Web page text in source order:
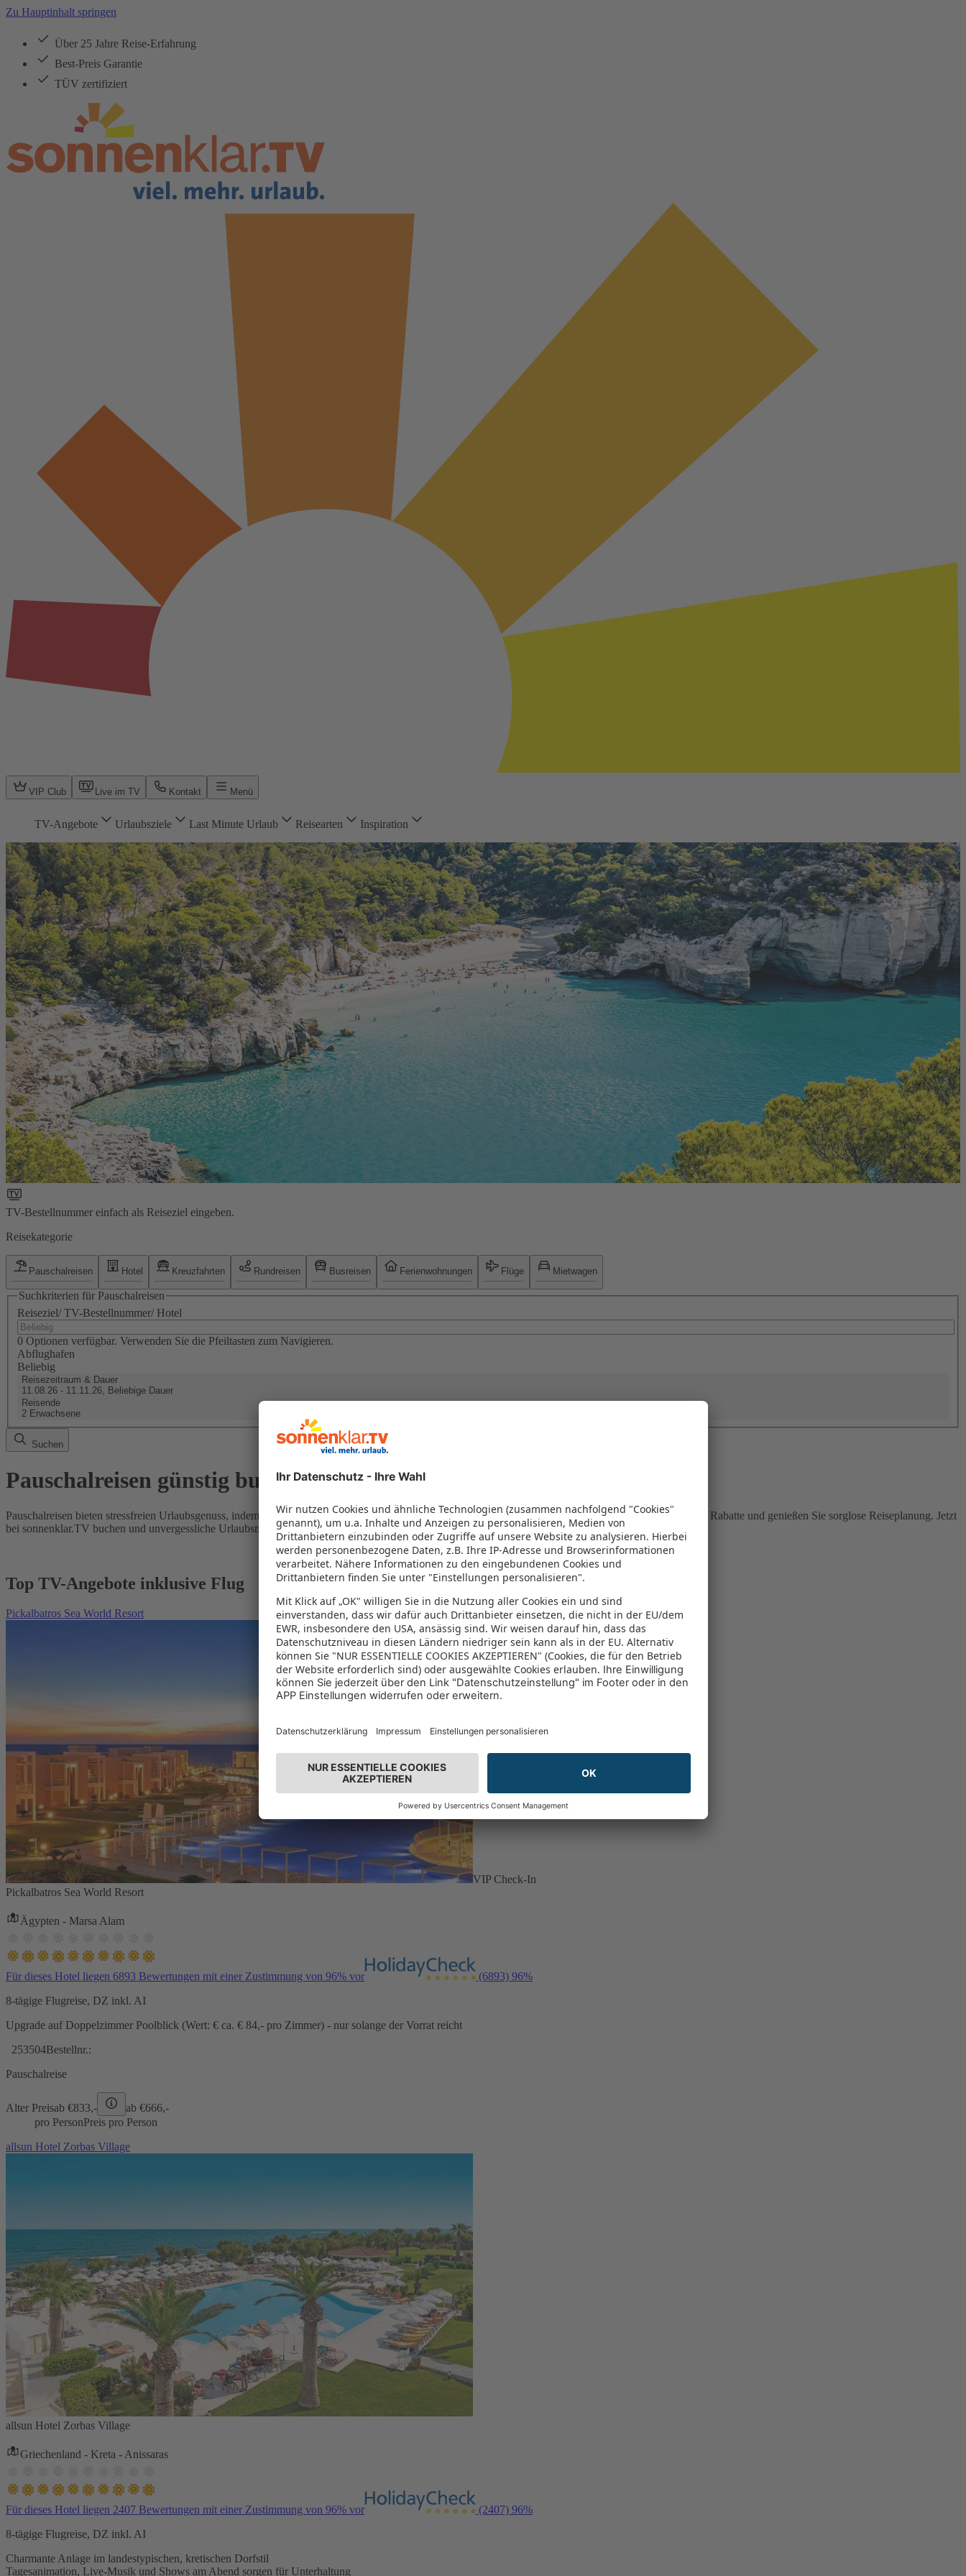
Zu Hauptinhalt springen
Über 25 Jahre Reise-Erfahrung
Best-Preis Garantie
TÜV zertifiziert
VIP Club Live im TV Kontakt Menü
TV-Angebote Urlaubsziele Last Minute Urlaub Reisearten Inspiration
TV-Bestellnummer einfach als Reiseziel eingeben.
Reisekategorie
Pauschalreisen Hotel Kreuzfahrten Rundreisen Busreisen Ferienwohnungen Flüge Mietwagen
Suchkriterien für Pauschalreisen
Reiseziel/ TV-Bestellnummer/ Hotel
0 Optionen verfügbar. Verwenden Sie die Pfeiltasten zum Navigieren.
Abflughafen
Beliebig
Reisezeitraum & Dauer
11.08.26 - 11.11.26, Beliebige Dauer
Reisende
2 Erwachsene
Suchen
Pauschalreisen günstig buchen
Pauschalreisen bieten stressfreien Urlaubsgenuss, indem Flug und Hotel in einem Paket kombiniert werden – das spart Zeit und Geld. Nutzen Sie attraktive Rabatte und genießen Sie sorglose Reiseplanung. Jetzt
bei sonnenklar.TV buchen und unvergessliche Urlaubsmomente erleben!
Top TV-Angebote inklusive Flug
Pickalbatros Sea World Resort
VIP Check-In
Pickalbatros Sea World Resort
Ägypten - Marsa Alam
Für dieses Hotel liegen 6893 Bewertungen mit einer Zustimmung von 96% vor (6893) 96%
8-tägige Flugreise, DZ inkl. AI
Upgrade auf Doppelzimmer Poolblick (Wert: € ca. € 84,- pro Zimmer) - nur solange der Vorrat reicht
253504Bestellnr.:
Pauschalreise
Alter Preisab €833,- ab €666,-
pro PersonPreis pro Person
allsun Hotel Zorbas Village
allsun Hotel Zorbas Village
Griechenland - Kreta - Anissaras
Für dieses Hotel liegen 2407 Bewertungen mit einer Zustimmung von 96% vor (2407) 96%
8-tägige Flugreise, DZ inkl. AI
Charmante Anlage im landestypischen, kretischen Dorfstil
Tagesanimation, Live-Musik und Shows am Abend sorgen für Unterhaltung